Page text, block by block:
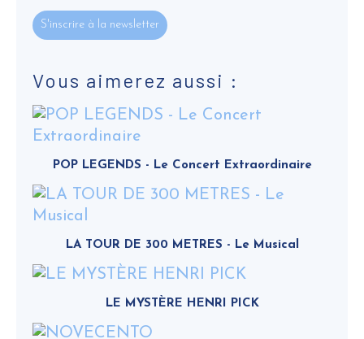
S'inscrire à la newsletter
Vous aimerez aussi :
POP LEGENDS - Le Concert Extraordinaire
LA TOUR DE 300 METRES - Le Musical
LE MYSTÈRE HENRI PICK